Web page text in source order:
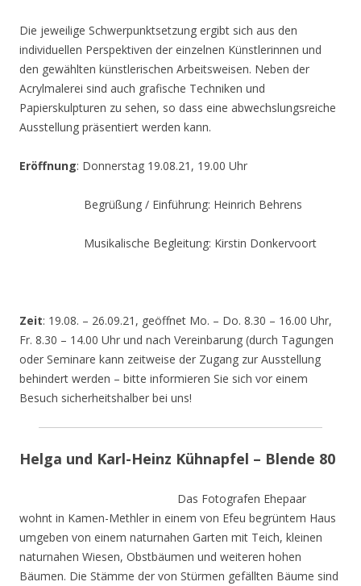
Die jeweilige Schwerpunktsetzung ergibt sich aus den
individuellen Perspektiven der einzelnen Künstlerinnen und
den gewählten künstlerischen Arbeitsweisen. Neben der
Acrylmalerei sind auch grafische Techniken und
Papierskulpturen zu sehen, so dass eine abwechslungsreiche
Ausstellung präsentiert werden kann.
Eröffnung: Donnerstag 19.08.21, 19.00 Uhr
Begrüßung / Einführung: Heinrich Behrens
Musikalische Begleitung: Kirstin Donkervoort
Zeit: 19.08. – 26.09.21, geöffnet Mo. – Do. 8.30 – 16.00 Uhr,
Fr. 8.30 – 14.00 Uhr und nach Vereinbarung (durch Tagungen
oder Seminare kann zeitweise der Zugang zur Ausstellung
behindert werden – bitte informieren Sie sich vor einem
Besuch sicherheitshalber bei uns!
Helga und Karl-Heinz Kühnapfel – Blende 80
Das Fotografen Ehepaar
wohnt in Kamen-Methler in einem von Efeu begrüntem Haus
umgeben von einem naturnahen Garten mit Teich, kleinen
naturnahen Wiesen, Obstbäumen und weiteren hohen
Bäumen. Die Stämme der von Stürmen gefällten Bäume sind